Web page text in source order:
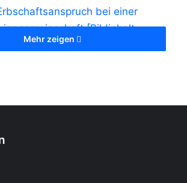
erstellt]
in Kürze:
Mehr zeigen